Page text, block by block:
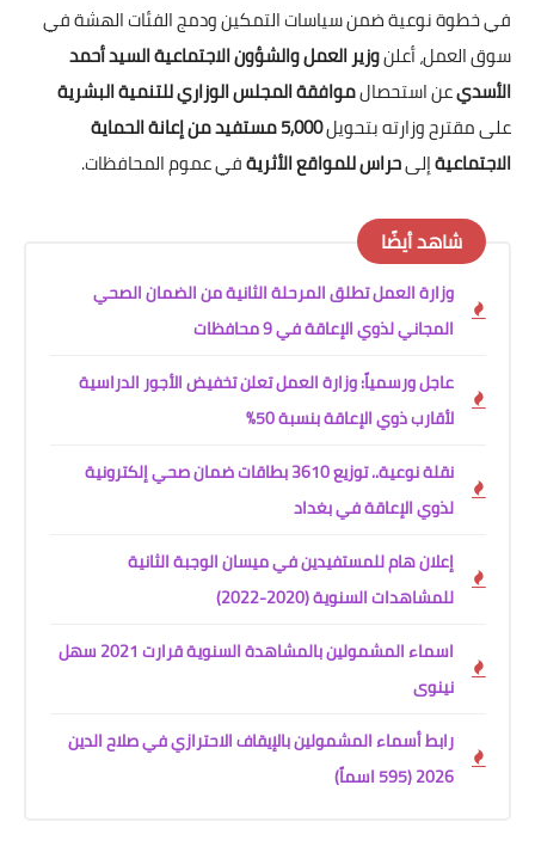
في خطوة نوعية ضمن سياسات التمكين ودمج الفئات الهشة في
سوق العمل، أعلنوزير العمل والشؤون الاجتماعية السيد أحمد
الأسديعن استحصالموافقة المجلس الوزاري للتنمية البشرية
على مقترح وزارته بتحويل
5,000 مستفيد من إعانة الحماية
الاجتماعيةإلىحراس للمواقع الأثريةفي عموم المحافظات.
شاهد أيضًا
وزارة العمل تطلق المرحلة الثانية من الضمان الصحي
المجاني لذوي الإعاقة في 9 محافظات
عاجل ورسمياً: وزارة العمل تعلن تخفيض الأجور الدراسية
لأقارب ذوي الإعاقة بنسبة 50%
نقلة نوعية.. توزيع 3610 بطاقات ضمان صحي إلكترونية
لذوي الإعاقة في بغداد
إعلان هام للمستفيدين في ميسان الوجبة الثانية
للمشاهدات السنوية (2020-2022)
اسماء المشمولين بالمشاهدة السنوية قرارت 2021 سهل
نينوى
رابط أسماء المشمولين بالإيقاف الاحترازي في صلاح الدين
2026 (595 اسماً)